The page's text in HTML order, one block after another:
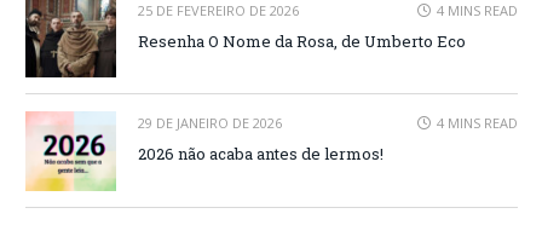
25 DE FEVEREIRO DE 2026 4 MINS READ
Resenha O Nome da Rosa, de Umberto Eco
29 DE JANEIRO DE 2026 4 MINS READ
2026 não acaba antes de lermos!